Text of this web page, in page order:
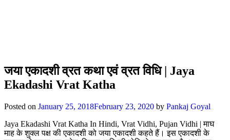
जया एकादशी व्रत कथा एवं व्रत विधि | Jaya
Ekadashi Vrat Katha
Posted on January 25, 2018February 23, 2020 by Pankaj Goyal
Jaya Ekadashi Vrat Katha In Hindi, Vrat Vidhi, Pujan Vidhi | माघ
माह के शुक्ल पक्ष की एकादशी को जया एकादशी कहते हैं। इस एकादशी के